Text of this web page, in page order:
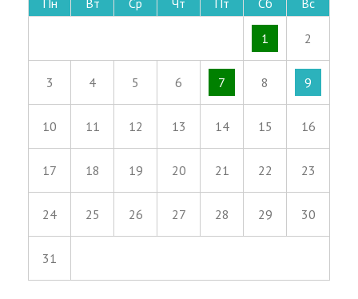
Пн Вт Ср Чт Пт Сб Вс
1 2
3 4 5 6 7 8 9
10 11 12 13 14 15 16
17 18 19 20 21 22 23
24 25 26 27 28 29 30
31